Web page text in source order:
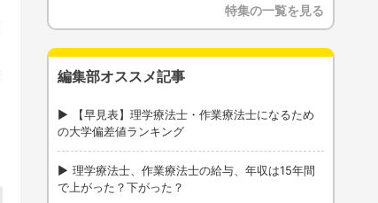
特集の一覧を見る
編集部オススメ記事
【早見表】理学療法士・作業療法士になるため
の大学偏差値ランキング
理学療法士、作業療法士の給与、年収は15年間
で上がった？下がった？